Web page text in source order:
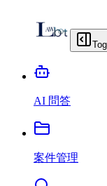
AI 問答
案件管理